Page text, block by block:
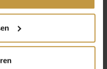
Binnenkort verwacht